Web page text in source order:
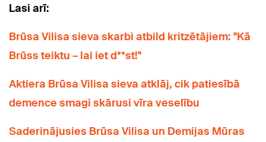
Lasi arī:
Brūsa Vilisa sieva skarbi atbild kritzētājiem: "Kā
Brūss teiktu – lai iet d**st!"
Aktiera Brūsa Vilisa sieva atklāj, cik patiesībā
demence smagi skārusi vīra veselību
Saderinājusies Brūsa Vilisa un Demijas Mūras